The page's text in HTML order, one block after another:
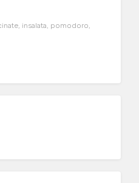
insalata, pomodoro,